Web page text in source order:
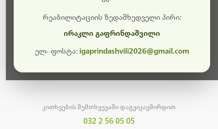
კითხვების შემთხვევაში დაგვიკავშირდით
032 2 56 05 05
რეაბილიტაციის ზედამხედველი პირი:
ირაკლი გაფრინდაშვილი
ელ- ფოსტა: igaprindashvili2026@gmail.com